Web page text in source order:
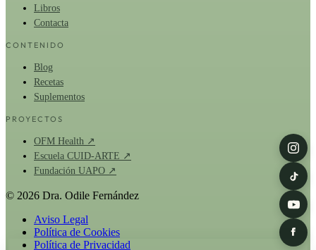
Libros
Contacta
CONTENIDO
Blog
Recetas
Suplementos
PROYECTOS
OFM Health ↗
Escuela CUID-ARTE ↗
Fundación UAPO ↗
© 2026 Dra. Odile Fernández
Aviso Legal
Política de Cookies
Política de Privacidad